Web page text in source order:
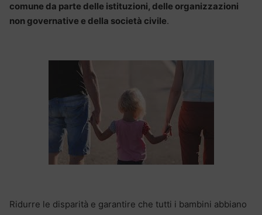
comune da parte delle istituzioni, delle organizzazioni
non governative e della società civile.
Ridurre le disparità e garantire che tutti i bambini abbiano